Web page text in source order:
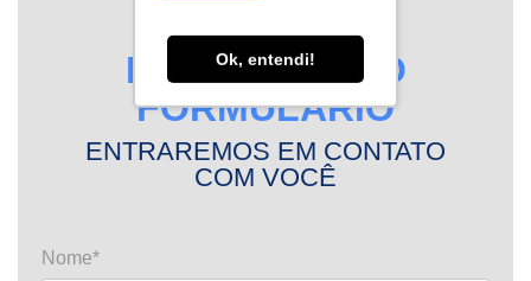
Ok, entendi!
PREENCHER
INTERESSE NO
FORMULÁRIO
ENTRAREMOS EM CONTATO
COM VOCÊ
Nome*